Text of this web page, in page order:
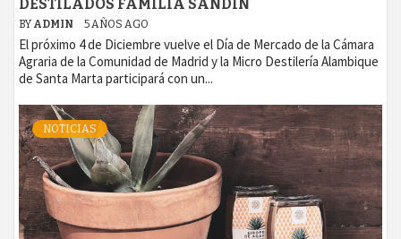
DESTILADOS FAMÍLIA SANDÍN
BY ADMIN 5 AÑOS AGO
El próximo 4 de Diciembre vuelve el Día de Mercado de la Cámara
Agraria de la Comunidad de Madrid y la Micro Destilería Alambique
de Santa Marta participará con un...
NOTICIAS